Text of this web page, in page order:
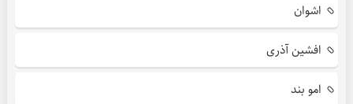
اشوان
افشین آذری
امو بند